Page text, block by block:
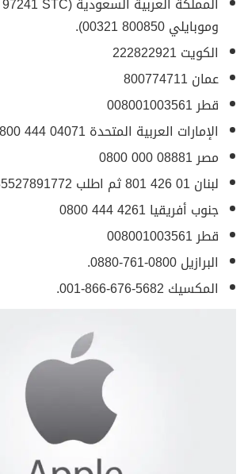
وموبايلي 800850 00321).
الكويت 222822921
عمان 800774711
قطر 008001003561
الإمارات العربية المتحدة ‎ 800 444 0407‎1‎
مصر 0800‎ 000 08881
لبنان 01 426 801 ثم اطلب 85527891772
جنوب أفريقيا 0800‎ 444 4261
قطر 008001003561
البرازيل 0800-761-0880.
المكسيك ‎001-866-676-5682.